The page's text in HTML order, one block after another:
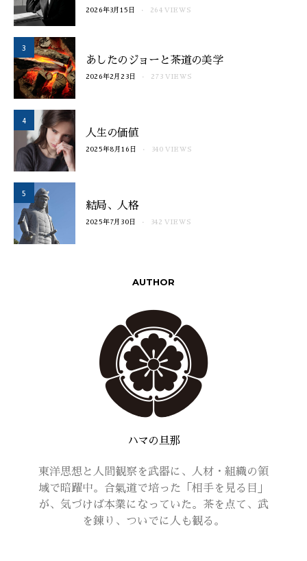
2026年3月15日 264 VIEWS
3
あしたのジョーと茶道の美学
2026年2月23日 273 VIEWS
4
人生の価値
2025年8月16日 340 VIEWS
5
結局、人格
2025年7月30日 342 VIEWS
AUTHOR
ハマの旦那
東洋思想と人間観察を武器に、人材・組織の領
域で暗躍中。合氣道で培った「相手を見る目」
が、気づけば本業になっていた。茶を点て、武
を錬り、ついでに人も観る。